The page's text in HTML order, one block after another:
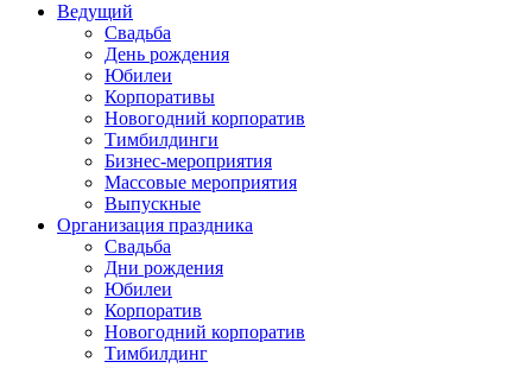
Ведущий
Свадьба
День рождения
Юбилеи
Корпоративы
Новогодний корпоратив
Тимбилдинги
Бизнес-мероприятия
Массовые мероприятия
Выпускные
Организация праздника
Свадьба
Дни рождения
Юбилеи
Корпоратив
Новогодний корпоратив
Тимбилдинг